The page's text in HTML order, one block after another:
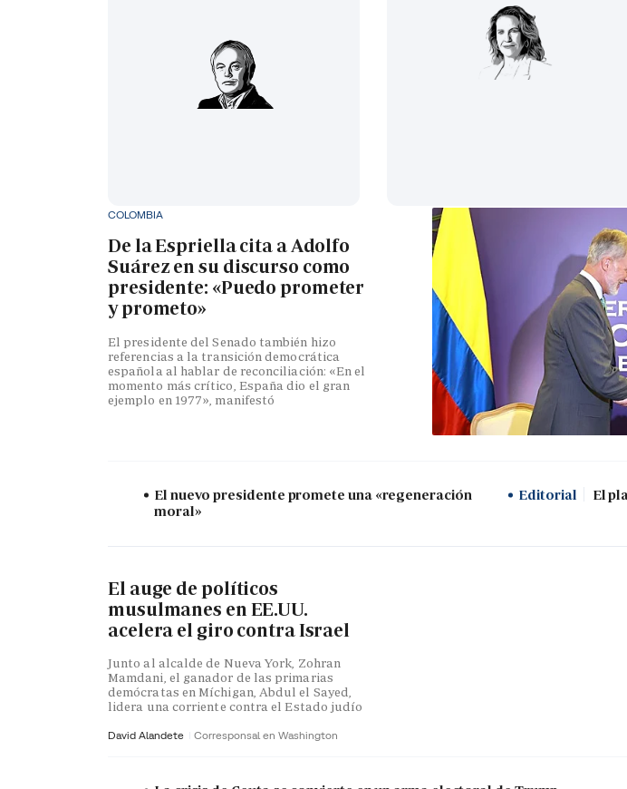
COLOMBIA
De la Espriella cita a Adolfo
Suárez en su discurso como
presidente: «Puedo prometer
y prometo»
El presidente del Senado también hizo
referencias a la transición democrática
española al hablar de reconciliación: «En el
momento más crítico, España dio el gran
ejemplo en 1977», manifestó
El nuevo presidente promete una «regeneración
moral»
Editorial El
El auge de políticos
musulmanes en EE.UU.
acelera el giro contra Israel
Junto al alcalde de Nueva York, Zohran
Mamdani, el ganador de las primarias
demócratas en Míchigan, Abdul el Sayed,
lidera una corriente contra el Estado judío
David Alandete Corresponsal en Washington